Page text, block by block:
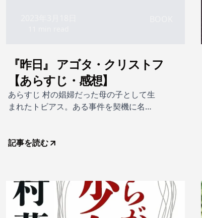
『昨日』 アゴタ・クリストフ
【あらすじ・感想】
あらすじ 村の娼婦だった母の子として生
まれたトビアス。ある事件を契機に名前
の作業着を身に着け、来る日も来る日も
夢想の中にだけ存在する女リーヌと出会
うこと……。
記事を読む